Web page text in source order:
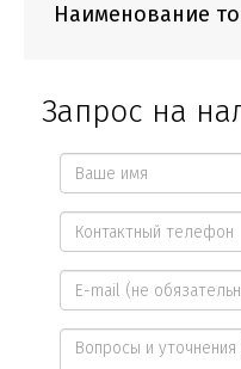
Наименование
Запрос на
Ваше
имя
*
Контактный
телефон
*
E-
mail